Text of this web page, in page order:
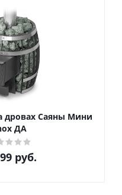
дровах Саяны Мини
ДА
руб.